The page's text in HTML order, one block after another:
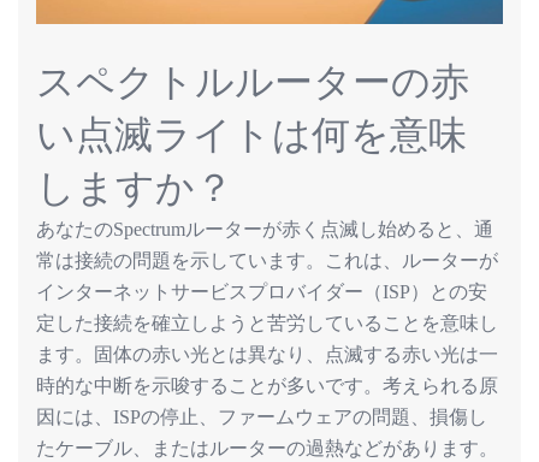
スペクトルルーターの赤
い点滅ライトは何を意味
しますか ？
あなたのSpectrumルーターが赤く点滅し始めると、通
常は接続の問題を示しています。これは、ルーターが
インターネットサービスプロバイダー（ISP）との安
定した接続を確立しようと苦労していることを意味し
ます。固体の赤い光とは異なり、点滅する赤い光は一
時的な中断を示唆することが多いです。考えられる原
因には、 ISPの停止、ファームウェアの問題、損傷し
たケーブル、またはルーターの過熱などがあります。